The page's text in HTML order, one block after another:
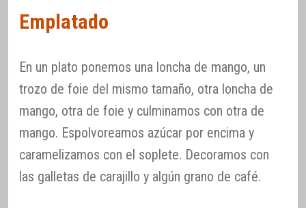
Emplatado
En un plato ponemos una loncha de mango, un
trozo de foie del mismo tamaño, otra loncha de
mango, otra de foie y culminamos con otra de
mango. Espolvoreamos azúcar por encima y
caramelizamos con el soplete. Decoramos con
las galletas de carajillo y algún grano de café.